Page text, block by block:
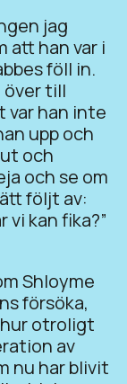
jag
att han var i
föll in.
över till
var han inte
upp och
och
och se om
följt av:
vi kan fika?”
Shloyme
försöka,
hur otroligt
av
nu har blivit